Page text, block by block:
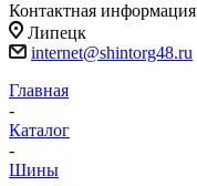
Контактная информация
Липецк
internet@shintorg48.ru
Главная
-
Каталог
-
Шины